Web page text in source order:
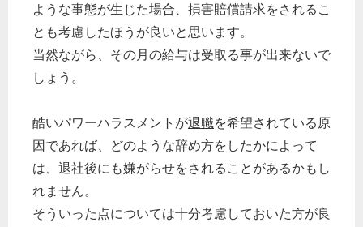
ような事態が生じた場合、 損害賠償請求をされるこ
とも考慮したほうが良いと思います。
当然ながら、その月の給与は受取る事が出来ないで
しょう。
酷いパワーハラスメントが退職を希望されている原
因であれば、どのような辞め方をしたかによって
は、退社後にも嫌がらせをされることがあるかもし
れません。
そういった点については十分考慮しておいた方が良